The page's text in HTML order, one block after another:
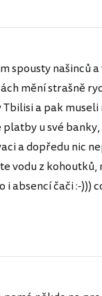
spousty našinců
mění strašně
a pak
u své
a dopředu nic
vodu z kohoutků,
absencí čači :-)))